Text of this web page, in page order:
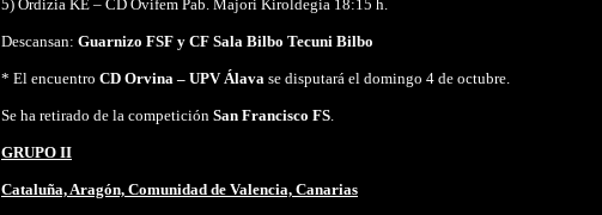
5) Ordizia KE – CD Ovifem Pab. Majori Kiroldegia 18:15 h.
Descansan: Guarnizo FSF y CF Sala Bilbo Tecuni Bilbo
* El encuentro CD Orvina – UPV Álava se disputará el domingo 4 de octubre.
Se ha retirado de la competición San Francisco FS
GRUPO II
Cataluña, Aragón, Comunidad de Valencia, Canarias